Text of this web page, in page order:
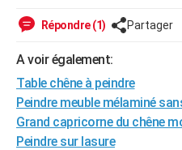
Art de vivre
Bien-être
Loisirs
Mode
Modes de vie
Alimentation
Guide de la santé
Maladies
Médicaments
Sommeil
Destinations
City break
Voyage nature
Voyage de noces
Forum
Climat
+PHOTO
GUIDES D'ACHAT
Répondre (1) Partager
A voir également:
Table chêne à peindre
Peindre meuble mélaminé
Grand capricorne du chêne
Peindre sur lasure